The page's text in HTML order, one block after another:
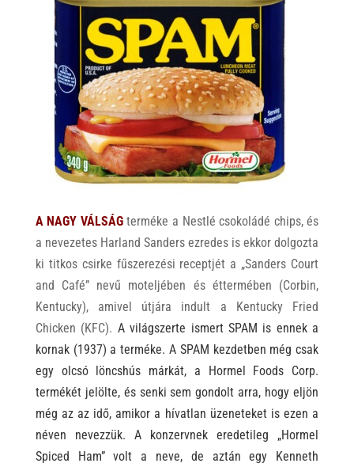
A NAGY VÁLSÁGterméke a Nestlé csokoládé chips, és
a nevezetes Harland Sanders ezredes is ekkor dolgozta
ki titkos csirke fűszerezési receptjét a „Sanders Court
and Café” nevű moteljében és éttermében (Corbin,
Kentucky), amivel útjára indult a Kentucky Fried
Chicken (KFC). A világszerte ismert SPAM is ennek a
kornak (1937) a terméke. A SPAM kezdetben még csak
egy olcsó löncshús márkát, a Hormel Foods Corp.
termékét jelölte, és senki sem gondolt arra, hogyeljön
még az az idő, amikor a hívatlan üzeneteket is ezen a
néven nevezzük. A konzervnek eredetileg „Hormel
Spiced Ham” volt a neve, de aztán egy Kenneth